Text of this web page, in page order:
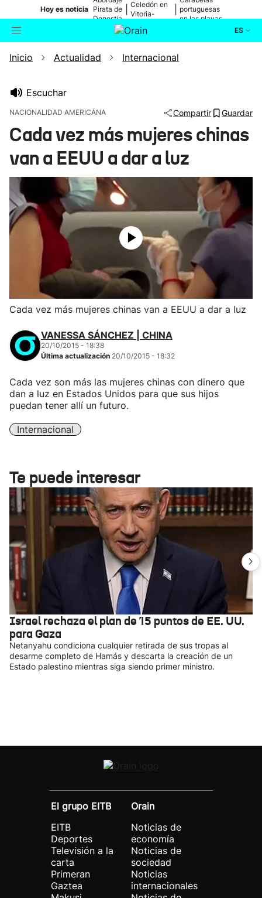
Hoy es noticia Pirata de
Donostia
Celedón en
Vitoria-
portuguesas
en las playas
ES
Buscador Actualidad
Ikusmiran
Eguraldia
Inicio Actualidad Internacional
Escuchar
NACIONALIDAD AMERICÁNA Compartir Guardar
Cada vez más mujeres chinas
van a EEUU a dar a luz
Cada vez más mujeres chinas van a EEUU a dar a luz
VANESSA SÁNCHEZ | CHINA
20/10/2015 - 18:38
Última actualización 20/10/2015 - 18:32
Cada vez son más las mujeres chinas con dinero que
dan a luz en Estados Unidos para que sus hijos
puedan tener allí un futuro.
Internacional
Te puede interesar
Israel rechaza el plan de 15 puntos de EE. UU.
para Gaza
Netanyahu condiciona cualquier retirada de sus tropas al
desarme completo de Hamás y descarta la creación de un
Estado palestino mientras siga siendo primer ministro.
El grupo EITB
EITB
Deportes
Televisión a la
carta
Primeran
Gaztea
Orain
Noticias de
economía
Noticias de
sociedad
Noticias
internacionales